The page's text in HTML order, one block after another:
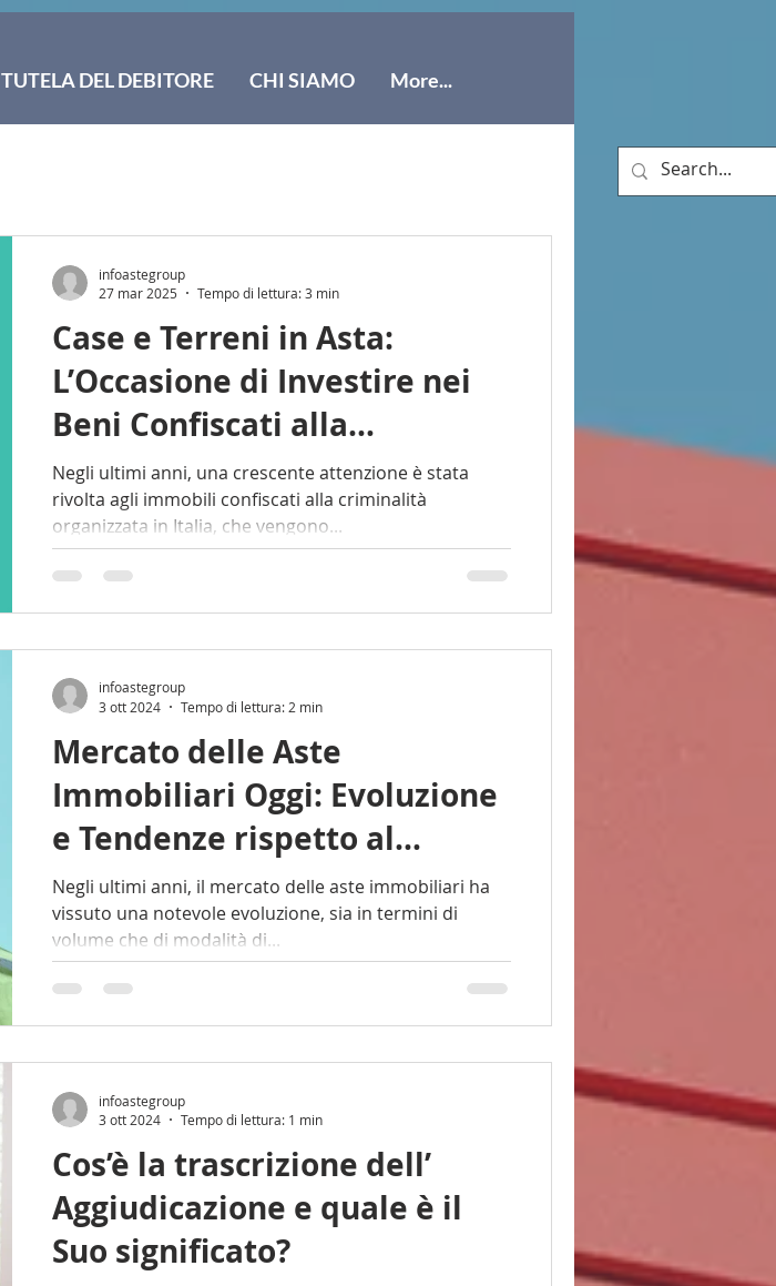
TUTELA DEL DEBITORE CHI SIAMO More...
Case e Terreni in Asta:
L’Occasione di Investire nei
Beni Confiscati alla
Criminalità Organizzata
Negli ultimi anni, una crescente attenzione è stata
rivolta agli immobili confiscati alla criminalità
organizzata in Italia, che vengono...
infoastegroup
27 mar 2025
Tempo di lettura: 3 min
Mercato delle Aste
Immobiliari Oggi: Evoluzione
e Tendenze rispetto al
Passato
Negli ultimi anni, il mercato delle aste immobiliari ha
vissuto una notevole evoluzione, sia in termini di
volume che di modalità di...
infoastegroup
3 ott 2024
Tempo di lettura: 2 min
Cos’è la trascrizione dell’
Aggiudicazione e quale è il
Suo significato?
infoastegroup
3 ott 2024
Tempo di lettura: 1 min